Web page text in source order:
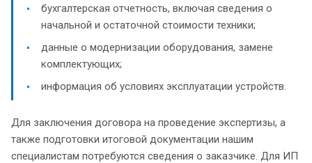
бухгалтерская отчетность, включая сведения о
начальной и остаточной стоимости техники;
данные о модернизации оборудования, замене
комплектующих;
информация об условиях эксплуатации устройств.
Для заключения договора на проведение экспертизы, а
также подготовки итоговой документации нашим
специалистам потребуются сведения о заказчике. Для ИП